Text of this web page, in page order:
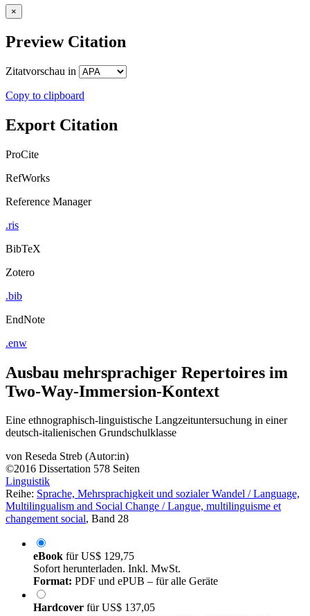
×
Preview Citation
Zitatvorschau in
Copy to clipboard
Export Citation
ProCite
RefWorks
Reference Manager
.ris
BibTeX
Zotero
.bib
EndNote
.enw
Ausbau mehrsprachiger Repertoires im
Two-Way-Immersion-Kontext
Eine ethnographisch-linguistische Langzeituntersuchung in einer
deutsch-italienischen Grundschulklasse
von Reseda Streb (Autor:in)
©2016 Dissertation 578 Seiten
Linguistik
Reihe: Sprache, Mehrsprachigkeit und sozialer Wandel / Language,
Multilingualism and Social Change / Langue, multilinguisme et
changement social, Band 28
eBook fürUS$ 129,75
Sofort herunterladen. Inkl. MwSt.
Format: PDF und ePUB – für alle Geräte
Hardcover fürUS$ 137,05